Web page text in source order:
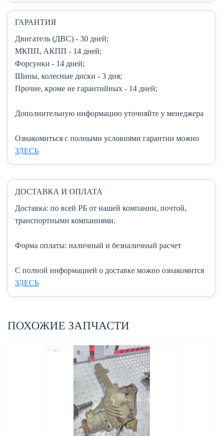
ГАРАНТИЯ
Двигатель (ДВС) - 30 дней;
МКПП, АКПП - 14 дней;
Форсунки - 14 дней;
Шины, колесные диски - 3 дня;
Прочие, кроме не гарантийных - 14 дней;
Дополнительную информацию уточняйте у менеджера
Ознакомиться с полными условиями гарантии можно
ЗДЕСЬ
ДОСТАВКА И ОПЛАТА
Доставка: по всей РБ от нашей компании, почтой,
транспортными компаниями.
Форма оплаты: наличный и безналичный расчет
C полной информацией о доставке можно ознакомится
ЗДЕСЬ
ПОХОЖИЕ ЗАПЧАСТИ